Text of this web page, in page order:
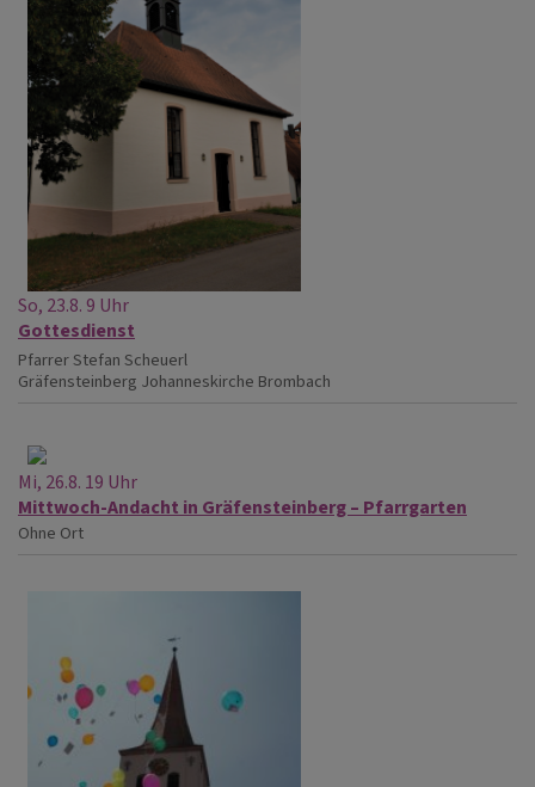
So, 23.8. 9 Uhr
Gottesdienst
Pfarrer Stefan Scheuerl
Gräfensteinberg Johanneskirche Brombach
Mi, 26.8. 19 Uhr
Mittwoch-Andacht in Gräfensteinberg – Pfarrgarten
Ohne Ort